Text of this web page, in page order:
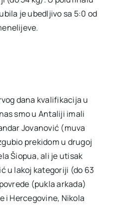
je ubedljivo sa 5:0 od
dana kvalifikacija u
smo u Antaliji imali
Jovanović (muva
prekidom u drugoj
Šiopua, ali je utisak
u lakoj kategoriji (do 63
(pukla arkada)
i Hercegovine, Nikola